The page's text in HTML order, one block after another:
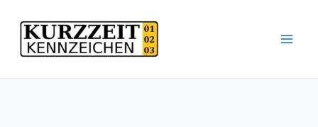
Inhalt
springen